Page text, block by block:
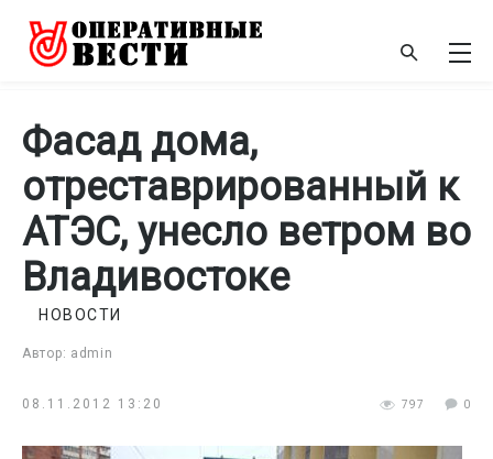
Фасад дома,
отреставрированный к
АТЭС, унесло ветром во
Владивостоке
Автор: admin
НОВОСТИ
08.11.2012 13:20 797 0